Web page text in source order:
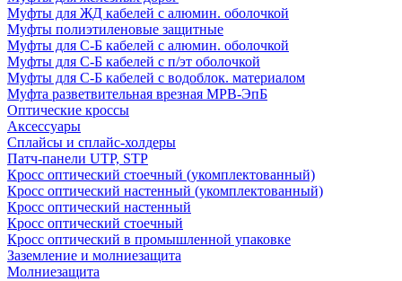
Муфты для ЖД кабелей с алюмин. оболочкой
Муфты полиэтиленовые защитные
Муфты для С-Б кабелей с алюмин. оболочкой
Муфты для С-Б кабелей с п/эт оболочкой
Муфты для С-Б кабелей с водоблок. материалом
Муфта разветвительная врезная МРВ-ЭпБ
Оптические кроссы
Аксессуары
Сплайсы и сплайс-холдеры
Патч-панели UTP, STP
Кросс оптический стоечный (укомплектованный)
Кросс оптический настенный (укомплектованный)
Кросс оптический настенный
Кросс оптический стоечный
Кросс оптический в промышленной упаковке
Заземление и молниезащита
Молниезащита